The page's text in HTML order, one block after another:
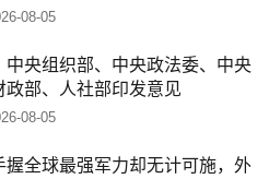
08-05
中央组织部、中央政法委、中央
政部、人社部印发意见
08-05
握全球最强军力却无计可施，外